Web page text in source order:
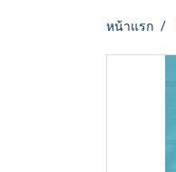
หน้าแรก